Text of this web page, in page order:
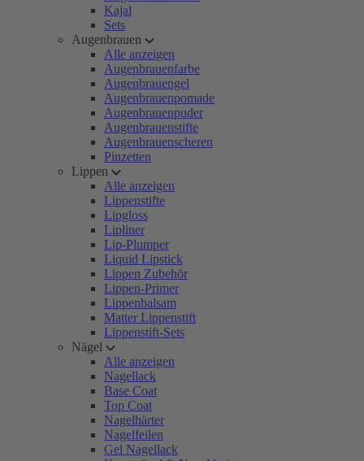
Kajal
Sets
Augenbrauen
Alle anzeigen
Augenbrauenfarbe
Augenbrauengel
Augenbrauenpomade
Augenbrauenpuder
Augenbrauenstifte
Augenbrauenscheren
Pinzetten
Lippen
Alle anzeigen
Lippenstifte
Lipgloss
Lipliner
Lip-Plumper
Liquid Lipstick
Lippen Zubehör
Lippen-Primer
Lippenbalsam
Matter Lippenstift
Lippenstift-Sets
Nägel
Alle anzeigen
Nagellack
Base Coat
Top Coat
Nagelhärter
Nagelfeilen
Gel Nagellack